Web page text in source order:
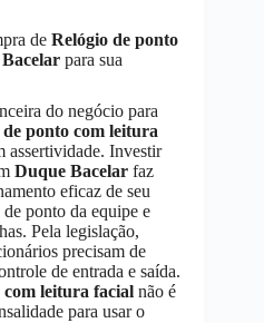
de Relógio de ponto
para sua
do negócio para
ponto com leitura
assertividade. Investir
Duque Bacelar faz
eficaz de seu
ponto da equipe e
Pela legislação,
precisam de
de entrada e saída.
com leitura facial não é
para usar o